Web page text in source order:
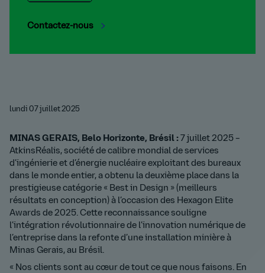
Contactez-nous
lundi 07 juillet 2025
MINAS GERAIS, Belo Horizonte, Brésil : 7 juillet 2025 –
AtkinsRéalis, société de calibre mondial de services
d’ingénierie et d’énergie nucléaire exploitant des bureaux
dans le monde entier, a obtenu la deuxième place dans la
prestigieuse catégorie « Best in Design » (meilleurs
résultats en conception) à l’occasion des Hexagon Elite
Awards de 2025. Cette reconnaissance souligne
l’intégration révolutionnaire de l’innovation numérique de
l’entreprise dans la refonte d’une installation minière à
Minas Gerais, au Brésil.
« Nos clients sont au cœur de tout ce que nous faisons. En